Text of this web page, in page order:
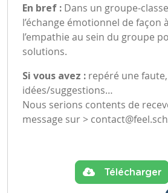
En bref : Dans un groupe-
l’échange émotionnel de façon
l’empathie au sein du groupe
solutions.
Si vous avez : repéré une
idées/suggestions…
Nous serions contents de
message sur >
Télécharger